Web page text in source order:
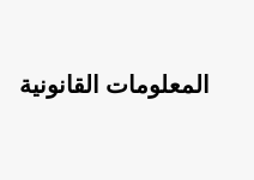
المعلومات القانونية